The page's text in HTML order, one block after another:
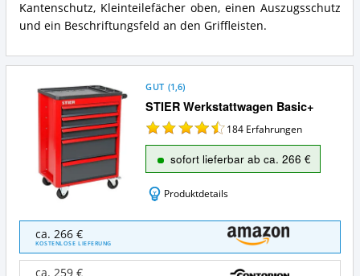
Kantenschutz, Kleinteilefächer oben, einen Auszugsschutz
und ein Beschriftungsfeld an den Griffleisten.
STIER Werkstattwagen Basic+
GUT (1,6)
184 Erfahrungen
sofort lieferbar ab ca. 266 €
Produktdetails
STIER
Werkstattwagen
Basic+
Angebote:
ca. 266 €
KOSTENLOSE LIEFERUNG